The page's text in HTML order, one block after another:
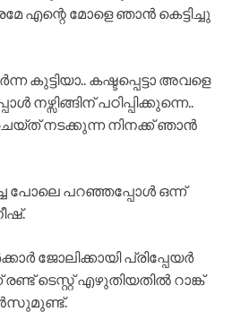
എന്റെ മോളെ ഞാൻ കെട്ടിച്ചു
കുട്ടിയാ.. കഷ്ടപ്പെട്ടാ അവളെ
നഴ്സിങ്ങിന് പഠിപ്പിക്കുന്നെ..
നടക്കുന്ന നിനക്ക്‌ ഞാൻ
പോലെ പറഞ്ഞപ്പോൾ ഒന്ന്
ജോലിക്കായി പ്രിപ്പേയർ
ടെസ്റ്റ്‌ എഴുതിയതിൽ റാങ്ക്